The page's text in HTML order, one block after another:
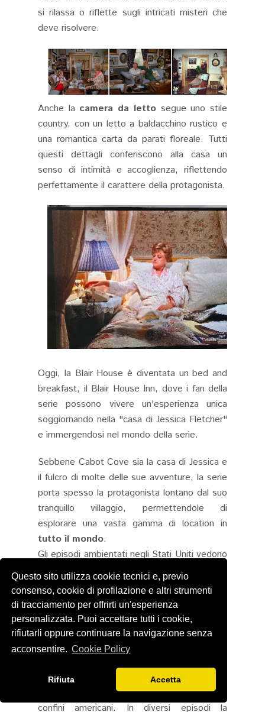
Questo sito utilizza cookie tecnici e, previo
consenso, cookie di profilazione e altri strumenti
di tracciamento per offrirti un'esperienza
personalizzata. Puoi accettare tutti i cookie,
rifiutarli oppure continuare la navigazione senza
acconsentire. Cookie Policy
Rifiuta Accetta
si rilassa o riflette sugli intricati misteri che
deve risolvere​.
Anche la camera da letto segue uno stile
country, con un letto a baldacchino rustico e
una romantica carta da parati floreale. Tutti
questi dettagli conferiscono alla casa un
senso di intimità e accoglienza, riflettendo
perfettamente il carattere della protagonista​.
Oggi, la Blair House è diventata un bed and
breakfast, il Blair House Inn, dove i fan della
serie possono vivere un'esperienza unica
soggiornando nella "casa di Jessica Fletcher"
e immergendosi nel mondo della serie.
Sebbene Cabot Cove sia la casa di Jessica e
il fulcro di molte delle sue avventure, la serie
porta spesso la protagonista lontano dal suo
tranquillo villaggio, permettendole di
esplorare una vasta gamma di location in
tutto il mondo.
Gli episodi ambientati negli Stati Uniti vedono
Jessica viaggiare da costa a costa,
spostandosi per partecipare a eventi letterari
o per visitare amici, trovandosi
inevitabilmente coinvolta in misteri
metropolitani. Tra le città americane più
frequentemente visitate troviamo New York,
Angeles, Seattle e New Orleans. Le
avventure di Jessica, però, non si fermano ai
confini americani. In diversi episodi la